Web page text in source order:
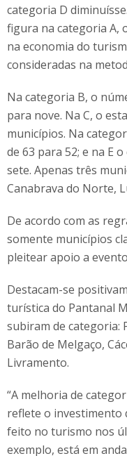
categoria D
figura na categoria A,
na economia do
consideradas na
Na categoria B, o
para nove. Na C, o
municípios. Na
de 63 para 52; e na E
sete. Apenas três
Canabrava do Norte,
De acordo com as
somente municípios
pleitear apoio a
Destacam-se
turística do Pantanal
subiram de categoria:
Barão de Melgaço,
Livramento.
“A melhoria de
reflete o investimento
feito no turismo nos
exemplo, está em